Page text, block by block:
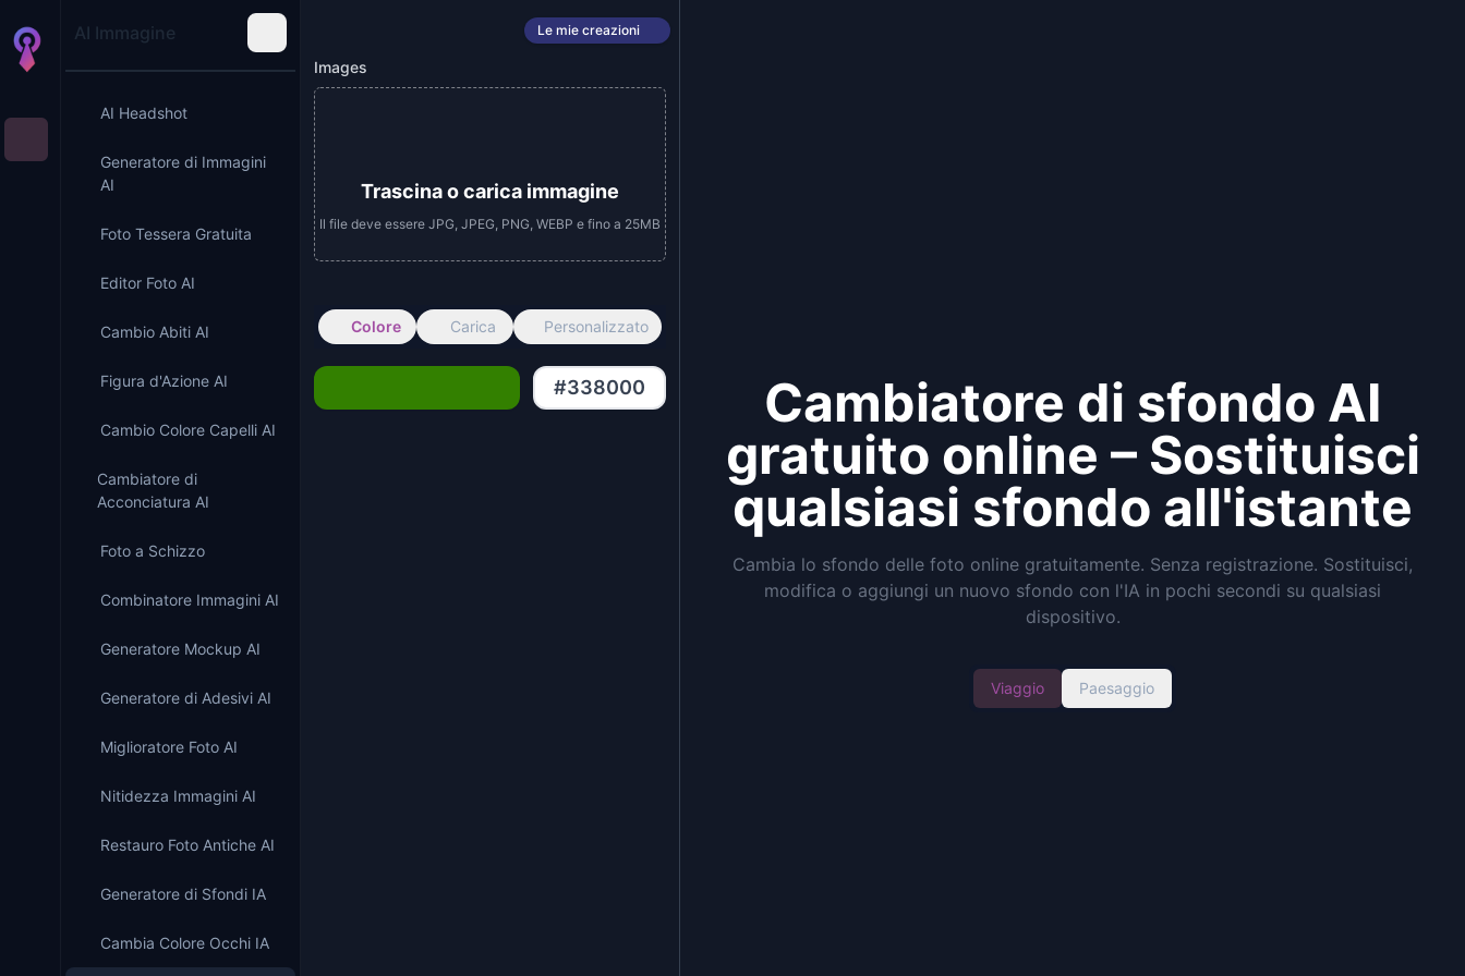
AI Immagine
AI Headshot
Generatore di Immagini
AI
Foto Tessera Gratuita
Editor Foto AI
Cambio Abiti AI
Figura d'Azione AI
Cambio Colore Capelli AI
Cambiatore di
Acconciatura AI
Foto a Schizzo
Combinatore Immagini AI
Generatore Mockup AI
Generatore di Adesivi AI
Miglioratore Foto AI
Nitidezza Immagini AI
Restauro Foto Antiche AI
Generatore di Sfondi IA
Cambia Colore Occhi IA
Le mie creazioni
Images
Trascina o carica immagine
Il file deve essere JPG, JPEG, PNG, WEBP e fino a 25MB
Colore Carica Personalizzato
Cambiatore di sfondo AI
gratuito online – Sostituisci
qualsiasi sfondo all'istante
Cambia lo sfondo delle foto online gratuitamente. Senza registrazione. Sostituisci,
modifica o aggiungi un nuovo sfondo con l'IA in pochi secondi su qualsiasi
dispositivo.
Viaggio Paesaggio